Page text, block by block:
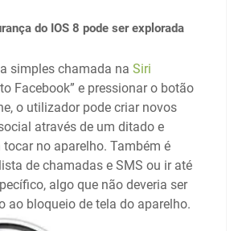
do IOS 8 pode ser explorada
simples chamada na Siri
Facebook” e pressionar o botão
o utilizador pode criar novos
através de um ditado e
no aparelho. Também é
de chamadas e SMS ou ir até
algo que não deveria ser
ao bloqueio de tela do aparelho.